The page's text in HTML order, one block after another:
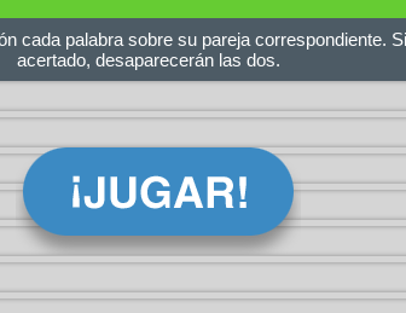
cada palabra sobre su pareja correspondiente.
acertado, desaparecerán las dos.